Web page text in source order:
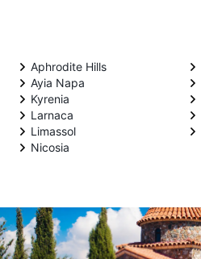
Aphrodite Hills
Ayia Napa
Kyrenia
Larnaca
Limassol
Nicosia